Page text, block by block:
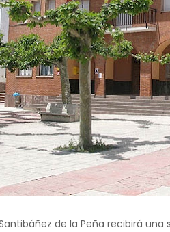
de la Peña recibirá